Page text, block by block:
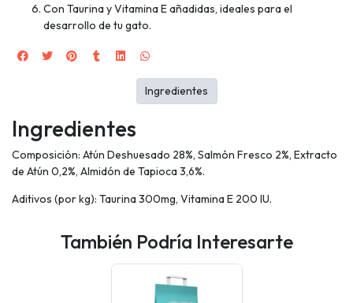
Con Taurina y Vitamina E añadidas, ideales para el
desarrollo de tu gato.
Ingredientes
Composición: Atún Deshuesado 28%, Salmón Fresco 2%, Extracto
de Atún 0,2%, Almidón de Tapioca 3,6%.
Aditivos (por kg): Taurina 300mg, Vitamina E 200 IU.
Ingredientes
También Podría Interesarte